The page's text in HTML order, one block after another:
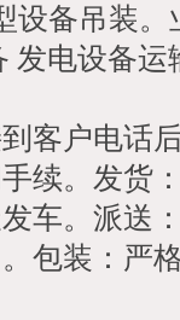
设备吊装
发电设备
客户电话
续。发货
车。派送
包装：严